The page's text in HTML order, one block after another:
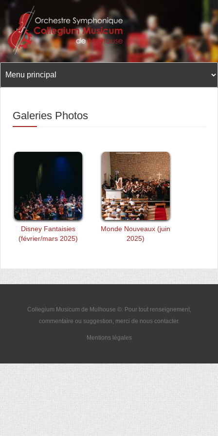
Aller
contenu
principal
Galeries Photos
Disney Fantaisies
(février/mars 2025)
Monde Nouveaux (juin
2025)
Collegium Musicum de Mulhouse ©. Pour tout renseignement,
commentaire ou suggestion, merci de nous contacter.
Mentions légales